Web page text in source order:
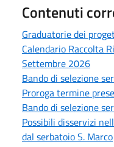
Contenuti
Graduatorie dei
Calendario Raccolta
Settembre 2026
Bando di selezione
Proroga termine
Bando di selezione
Possibili disservizi
dal serbatoio S. Marco